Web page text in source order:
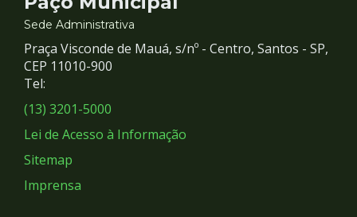
e
Redes
Sociais
Sede Administrativa
Praça Visconde de Mauá, s/nº - Centro, Santos - SP,
CEP 11010-900
Tel:
(13) 3201-5000
Lei de Acesso à Informação
Sitemap
Imprensa